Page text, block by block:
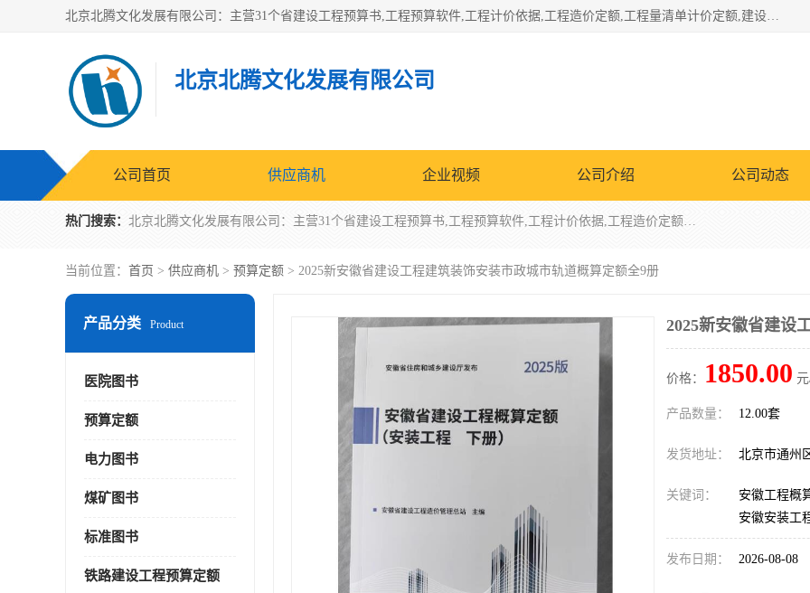
北京北腾文化发展有限公司：主营31个省建设工程预算书,工程预算软件,工程计价依据,工程造价定额,工程量清单计价定额,建设工程量消耗量定额,各行业工程预算定额,铁路定额,电力定额,矿山定额,*,黄金定额,钢铁企业检修定额,中石化安装检修定额,煤矿图书,医院书籍等.诚信的经营，在发展的同时公司不忘不断总结不断优化为客户的服务，和一如既往的热情赢得了新老客户的极高评价及青睐。
北京北腾文化发展有限公司
公司首页 供应商机 企业视频 公司介绍 公司动态
热门搜索： 北京北腾文化发展有限公司：主营31个省建设工程预算书,工程预算软件,工程计价依据,工程造价定额,工程量清单计价定额,建设工程量消耗量定额,各行业工程预算定额,铁路定额,电力定额,矿山定额,*,黄金定额,钢铁企业检修定额,中石化安装检修定额,煤矿图书,医院书籍等.诚信的经营，在发展的同时公司不忘不断总结不断优化为客户的服务，和一如既往的热情赢得了新老客户的极高评价及青睐。
当前位置： 首页 > 供应商机 > 预算定额 > 2025新安徽省建设工程建筑装饰安装市政城市轨道概算定额全9册
产品分类 Product
医院图书
预算定额
电力图书
煤矿图书
标准图书
铁路建设工程预算定额
2025新安徽省建设
价格： 1850.00
产品数量： 12.00套
发货地址： 北京市通州
关键词：
安徽工程概
安徽安装工
发布日期： 2026-08-08